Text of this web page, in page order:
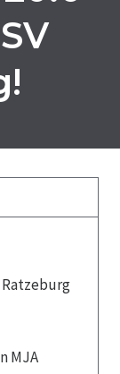
Ratzeburg
MJA